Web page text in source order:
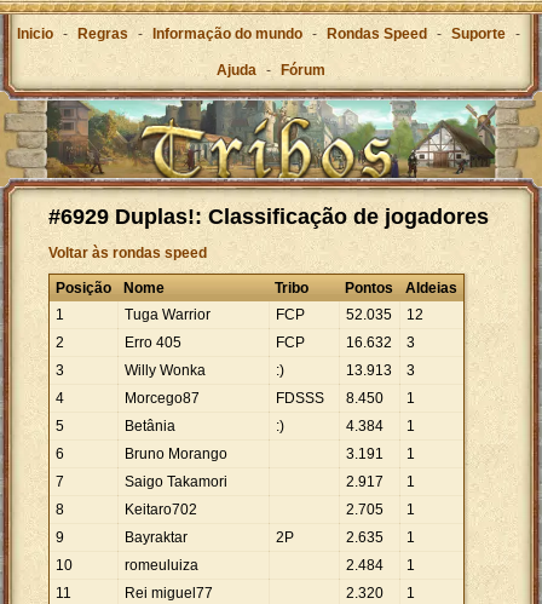
Inicio - Regras - Informação do mundo - Rondas Speed - Suporte -
Ajuda - Fórum
#6929 Duplas!: Classificação de jogadores
Voltar às rondas speed
Posição Nome Tribo Pontos
Aldeias
1
Tuga Warrior FCP 52.035
12
2
Erro 405 FCP 16.632
3
3
Willy Wonka :) 13.913
3
4
Morcego87 FDSSS 8.450
1
5
Betânia :) 4.384
1
6
Bruno Morango 3.191
1
7
Saigo Takamori 2.917
1
8
Keitaro702 2.705
1
9
Bayraktar 2P 2.635
1
10
romeuluiza 2.484
1
11
Rei miguel77 2.320
1